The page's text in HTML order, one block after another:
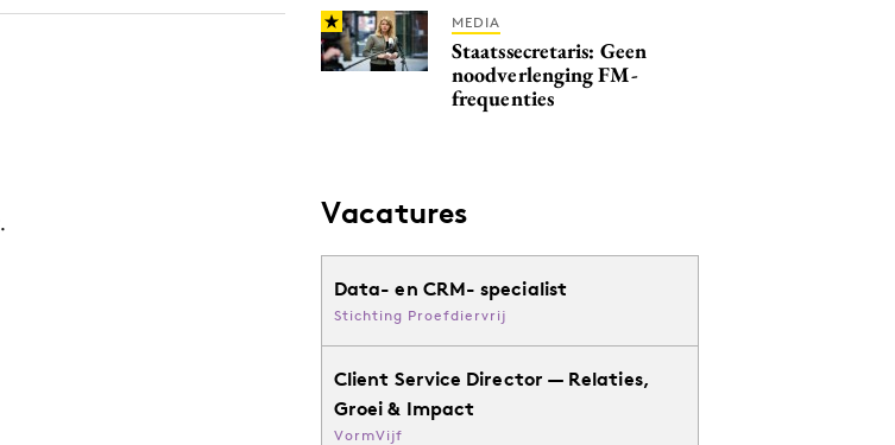
MEDIA
Staatssecretaris: Geen
noodverlenging FM-
frequenties
Vacatures
Data- en CRM- specialist
Stichting Proefdiervrij
Client Service Director — Relaties,
Groei & Impact
VormVijf